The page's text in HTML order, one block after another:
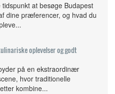
tidspunkt at besøge Budapest
dine præferencer, og hvad du
oplevelser og godt
på en ekstraordinær
hvor traditionelle
kombine...